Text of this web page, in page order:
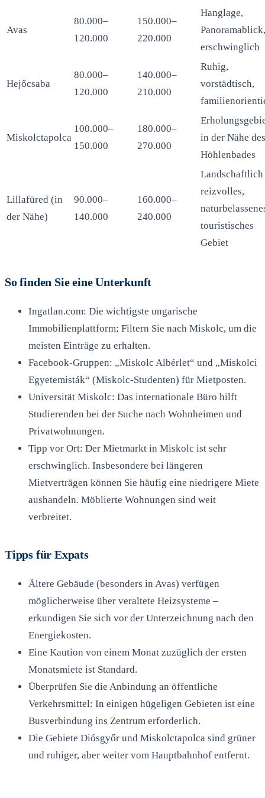
Avas
80.000–
120.000
150.000–
220.000
Hanglage,
Panoramablick,
erschwinglich
Hejőcsaba
80.000–
120.000
140.000–
210.000
Ruhig,
vorstädtisch,
Miskolctapolca
100.000–
150.000
180.000–
270.000
in der Nähe des
Höhlenbades
Lillafüred (in
der Nähe)
90.000–
140.000
160.000–
240.000
Landschaftlich
reizvolles,
touristisches
Gebiet
So finden Sie eine Unterkunft
Ingatlan.com: Die wichtigste ungarische
Immobilienplattform; Filtern Sie nach Miskolc, um die
meisten Einträge zu erhalten.
Facebook-Gruppen: „Miskolc Albérlet“ und „Miskolci
Egyetemisták“ (Miskolc-Studenten) für Mietposten.
Universität Miskolc: Das internationale Büro hilft
Studierenden bei der Suche nach Wohnheimen und
Privatwohnungen.
Tipp vor Ort: Der Mietmarkt in Miskolc ist sehr
erschwinglich. Insbesondere bei längeren
Mietverträgen können Sie häufig eine niedrigere Miete
aushandeln. Möblierte Wohnungen sind weit
verbreitet.
Tipps für Expats
Ältere Gebäude (besonders in Avas) verfügen
möglicherweise über veraltete Heizsysteme –
erkundigen Sie sich vor der Unterzeichnung nach den
Energiekosten.
Eine Kaution von einem Monat zuzüglich der ersten
Monatsmiete ist Standard.
Überprüfen Sie die Anbindung an öffentliche
Verkehrsmittel: In einigen hügeligen Gebieten ist eine
Busverbindung ins Zentrum erforderlich.
Die Gebiete Diósgyőr und Miskolctapolca sind grüner
und ruhiger, aber weiter vom Hauptbahnhof entfernt.